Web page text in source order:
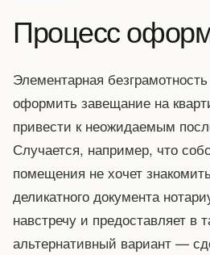
Процесс
Элементарная
оформить завещание на
привести к неожидаемым
Случается, например, что
помещения не хочет
деликатного документа
навстречу и предоставляет в
альтернативный вариант —